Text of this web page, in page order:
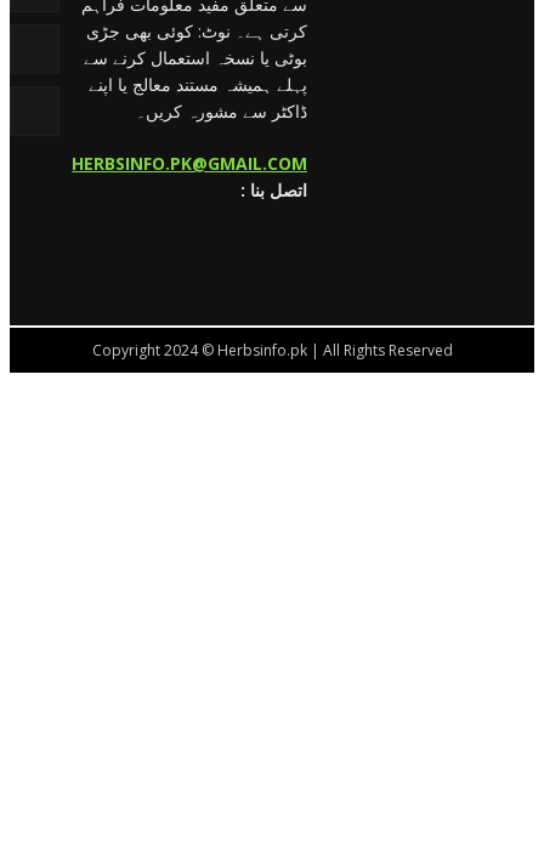
کرتی ہے۔ نوٹ: کوئی بھی جڑی
بوٹی یا نسخہ استعمال کرنے سے
پہلے ہمیشہ مستند معالج یا اپنے
ڈاکٹر سے مشورہ کریں۔
HERBSINFO.PK@GMAIL.COM
: اتصل بنا
Copyright 2024 © Herbsinfo.pk | All Rights Reserved